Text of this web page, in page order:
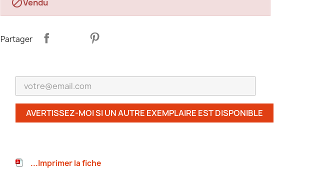
Vendu
Partager
AVERTISSEZ-MOI SI UN AUTRE EXEMPLAIRE EST DISPONIBLE
...Imprimer la fiche